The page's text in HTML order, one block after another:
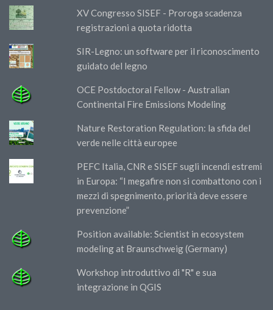
XV Congresso SISEF - Proroga scadenza
registrazioni a quota ridotta
SIR-Legno: un software per il riconoscimento
guidato del legno
OCE Postdoctoral Fellow - Australian
Continental Fire Emissions Modeling
Nature Restoration Regulation: la sfida del
verde nelle città europee
PEFC Italia, CNR e SISEF sugli incendi estremi
in Europa: “I megafire non si combattono con i
mezzi di spegnimento, priorità deve essere
prevenzione”
Position available: Scientist in ecosystem
modeling at Braunschweig (Germany)
Workshop introduttivo di "R" e sua
integrazione in QGIS